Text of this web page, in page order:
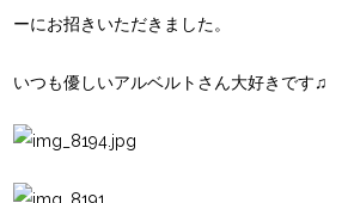
ーにお招きいただきました。
いつも優しいアルベルトさん大好きです♫